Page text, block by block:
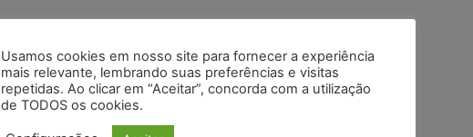
Usamos cookies em nosso site para fornecer a experiência
mais relevante, lembrando suas preferências e visitas
repetidas. Ao clicar em “Aceitar”, concorda com a utilização
de TODOS os cookies.